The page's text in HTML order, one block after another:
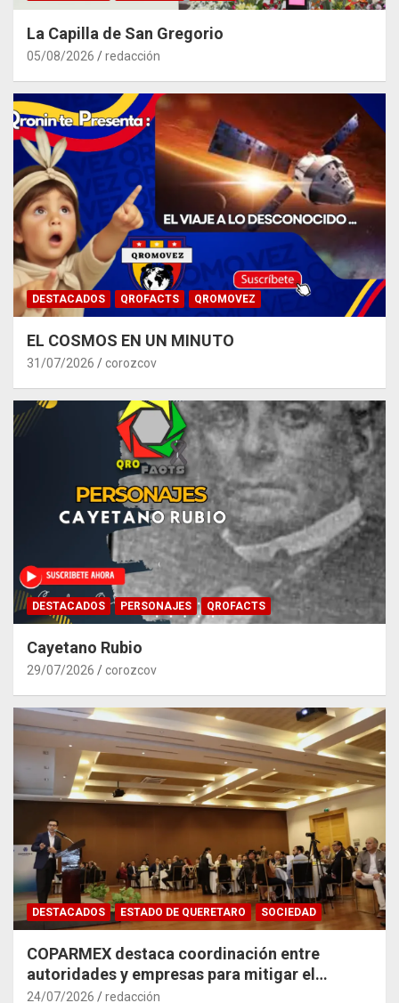
La Capilla de San Gregorio
05/08/2026 redacción
DESTACADOS QROFACTS QROMOVEZ
EL COSMOS EN UN MINUTO
31/07/2026 corozcov
DESTACADOS PERSONAJES QROFACTS
Cayetano Rubio
29/07/2026 corozcov
DESTACADOS ESTADO DE QUERETARO SOCIEDAD
COPARMEX destaca coordinación entre
autoridades y empresas para mitigar el
impacto del Tren México–Querétaro
24/07/2026 redacción